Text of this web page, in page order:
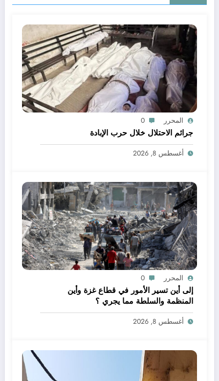
المحرر 0
جرائم الاحتلال خلال حرب الإبادة
أغسطس 8, 2026
المحرر 0
إلى أين تسير الأمور في قطاع غزة وأين
المنظمة والسلطة مما يجري ؟
أغسطس 8, 2026